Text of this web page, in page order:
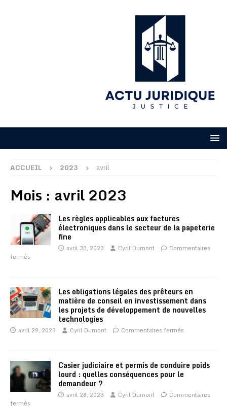
ACCUEIL 2023 avril
Mois : avril 2023
Les règles applicables aux factures
électroniques dans le secteur de la papeterie
fine
avril 30, 2023 Cyril Dumont
Commentaires
fermés
Les obligations légales des prêteurs en
matière de conseil en investissement dans
les projets de développement de nouvelles
technologies
avril 29, 2023 Cyril Dumont Commentaires fermés
Casier judiciaire et permis de conduire poids
lourd : quelles conséquences pour le
demandeur ?
avril 28, 2023 Cyril Dumont
Commentaires
fermés